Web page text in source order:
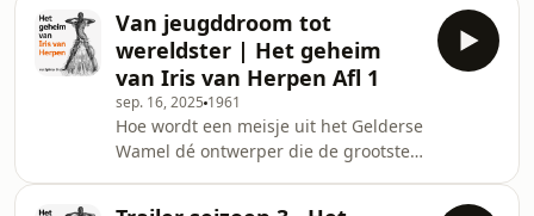
Rotterdam duikt Spli
de eerste baanbrekende collecties tot
de iconische 3D-geprinte jurk die
haar internationale doorbraak werd.
Met verhalen van PR-expert Davy
Hezemans, stylist Danie Bles,
museumdirecteur Edwin van Huis en
actrice Carice van Houten wordt
duidelijk hoe vi
Van jeugddroom tot
wereldster | Het geheim
van Iris van Herpen Afl 1
sep. 16, 2025 1961
Hoe wordt een meisje uit het Gelderse
Wamel dé ontwerper die de grootste